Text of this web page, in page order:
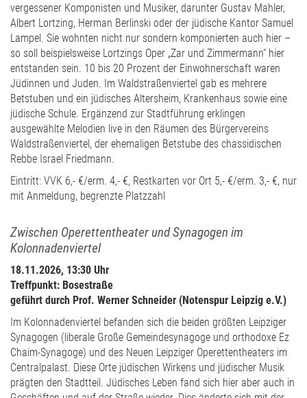
vergessener Komponisten und Musiker, darunter Gustav Mahler,
Albert Lortzing, Herman Berlinski oder der jüdische Kantor Samuel
Lampel. Sie wohnten nicht nur sondern komponierten auch hier –
so soll beispielsweise Lortzings Oper „Zar und Zimmermann“ hier
entstanden sein. 10 bis 20 Prozent der Einwohnerschaft waren
Jüdinnen und Juden. Im Waldstraßenviertel gab es mehrere
Betstuben und ein jüdisches Altersheim, Krankenhaus sowie eine
jüdische Schule. Ergänzend zur Stadtführung erklingen
ausgewählte Melodien live in den Räumen des Bürgervereins
Waldstraßenviertel, der ehemaligen Betstube des chassidischen
Rebbe Israel Friedmann.
Eintritt: VVK 6,- €/erm. 4,- €, Restkarten vor Ort 5,- €/erm. 3,- €, nur
mit Anmeldung, begrenzte Platzzahl
Zwischen Operettentheater und Synagogen im
Kolonnadenviertel
18.11.2026, 13:30 Uhr
Treffpunkt: Bosestraße
geführt durch Prof. Werner Schneider (Notenspur Leipzig e.V.)
Im Kolonnadenviertel befanden sich die beiden größten Leipziger
Synagogen (liberale Große Gemeindesynagoge und orthodoxe Ez
Chaim-Synagoge) und des Neuen Leipziger Operettentheaters im
Centralpalast. Diese Orte jüdischen Wirkens und jüdischer Musik
prägten den Stadtteil. Jüdisches Leben fand sich hier aber auch in